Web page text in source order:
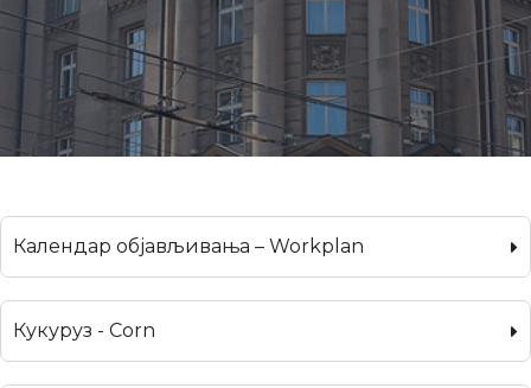
Календар објављивања – Workplan
Кукуруз - Corn